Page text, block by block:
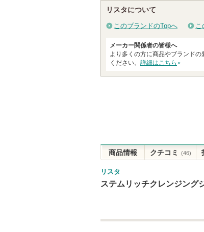
リスタについて
このブランドのTopへ こ
メーカー関係者の皆様へ
より多くの方に商品やブランド
ください。 詳細はこちら
商品情報 クチコミ (46)
リスタ
ステムリッチクレンジング